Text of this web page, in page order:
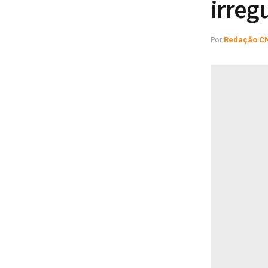
Por Redação